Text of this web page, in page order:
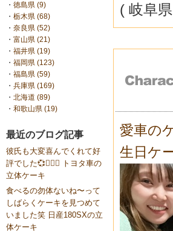
・ 徳島県 (9)
・ 栃木県 (68)
・ 奈良県 (52)
・ 富山県 (21)
・ 福井県 (19)
・ 福岡県 (123)
・ 福島県 (59)
・ 兵庫県 (169)
・ 北海道 (89)
・ 和歌山県 (19)
最近のブログ記事
彼氏も大変喜んでくれて好
評でした💞🙇🏼‍♀️ トヨタ車の
立体ケーキ
食べるの勿体ないね〜って
しばらくケーキを見つめて
いました笑 日産180SXの立
体ケーキ
( 岐阜
愛車の
生日ケ